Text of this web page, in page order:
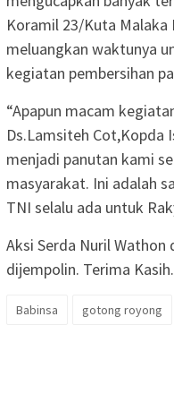
Koramil 23/Kuta Malaka
meluangkan waktunya
kegiatan pembersihan
“Apapun macam
Ds.Lamsiteh Cot,Kopda
menjadi panutan kami
masyarakat. Ini adalah
TNI selalu ada untuk
Aksi Serda Nuril
dijempolin. Terima
Babinsa gotong royong